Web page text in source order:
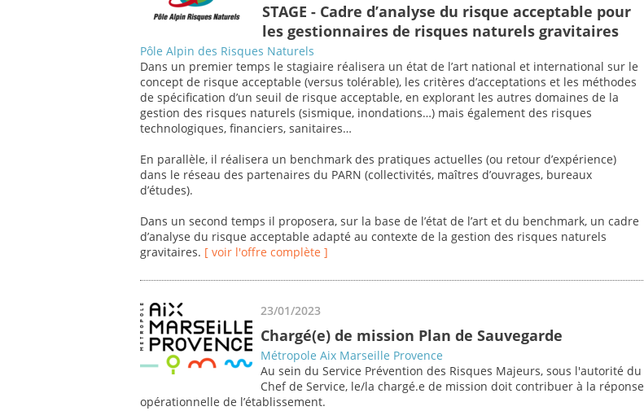
STAGE - Cadre d’analyse du risque acceptable pour
les gestionnaires de risques naturels gravitaires
Pôle Alpin des Risques Naturels
Dans un premier temps le stagiaire réalisera un état de l’art national et international sur le
concept de risque acceptable (versus tolérable), les critères d’acceptations et les méthodes
de spécification d’un seuil de risque acceptable, en explorant les autres domaines de la
gestion des risques naturels (sismique, inondations…) mais également des risques
technologiques, financiers, sanitaires…
En parallèle, il réalisera un benchmark des pratiques actuelles (ou retour d’expérience)
dans le réseau des partenaires du PARN (collectivités, maîtres d’ouvrages, bureaux
d’études).
Dans un second temps il proposera, sur la base de l’état de l’art et du benchmark, un cadre
d’analyse du risque acceptable adapté au contexte de la gestion des risques naturels
gravitaires. [ voir l'offre complète ]
23/01/2023
Chargé(e) de mission Plan de Sauvegarde
Métropole Aix Marseille Provence
Au sein du Service Prévention des Risques Majeurs, sous l'autorité du
Chef de Service, le/la chargé.e de mission doit contribuer à la réponse
opérationnelle de l’établissement.